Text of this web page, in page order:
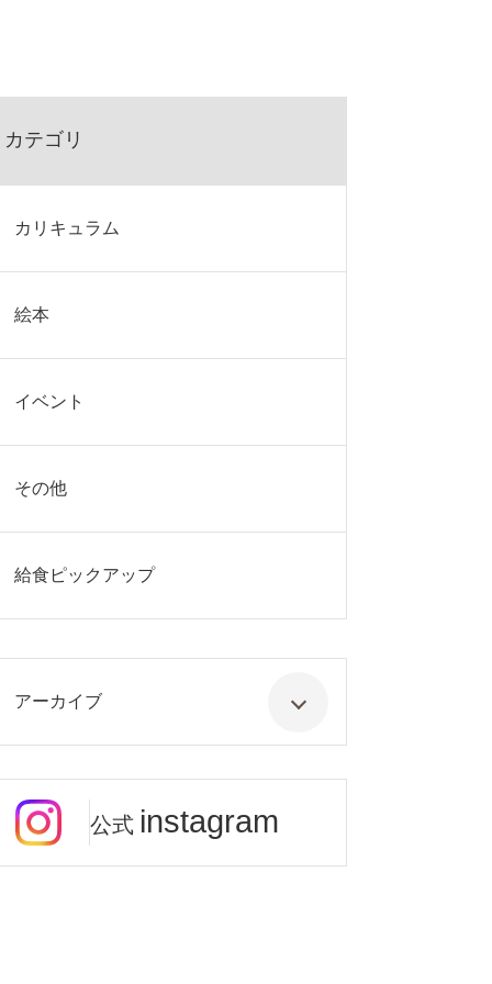
カテゴリ
カリキュラム
絵本
イベント
その他
給食ピックアップ
アーカイブ
公式 instagram